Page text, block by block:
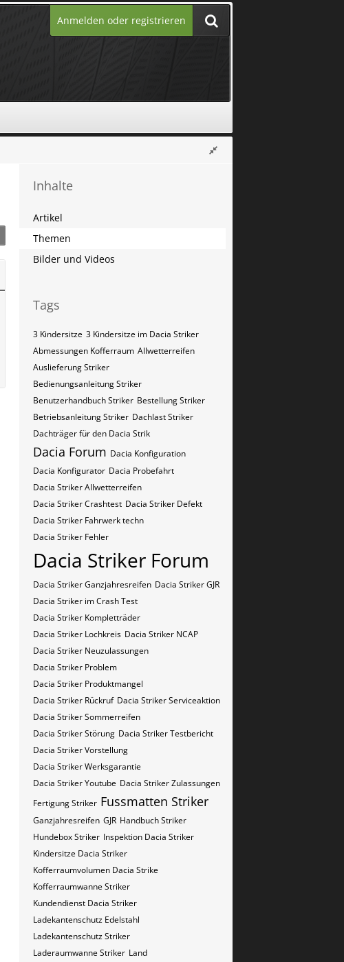
Anmelden oder registrieren
Inhalte
Artikel
Themen
Bilder und Videos
Tags
3 Kindersitze 3 Kindersitze im Dacia Striker
Abmessungen Kofferraum Allwetterreifen
Auslieferung Striker
Bedienungsanleitung Striker
Benutzerhandbuch Striker Bestellung Striker
Betriebsanleitung Striker Dachlast Striker
Dachträger für den Dacia Strik
Dacia Forum Dacia Konfiguration
Dacia Konfigurator Dacia Probefahrt
Dacia Striker Allwetterreifen
Dacia Striker Crashtest Dacia Striker Defekt
Dacia Striker Fahrwerk techn
Dacia Striker Fehler
Dacia Striker Forum
Dacia Striker Ganzjahresreifen Dacia Striker GJR
Dacia Striker im Crash Test
Dacia Striker Kompletträder
Dacia Striker Lochkreis Dacia Striker NCAP
Dacia Striker Neuzulassungen
Dacia Striker Problem
Dacia Striker Produktmangel
Dacia Striker Rückruf Dacia Striker Serviceaktion
Dacia Striker Sommerreifen
Dacia Striker Störung Dacia Striker Testbericht
Dacia Striker Vorstellung
Dacia Striker Werksgarantie
Dacia Striker Youtube Dacia Striker Zulassungen
Fertigung Striker Fussmatten Striker
Ganzjahresreifen GJR Handbuch Striker
Hundebox Striker Inspektion Dacia Striker
Kindersitze Dacia Striker
Kofferraumvolumen Dacia Strike
Kofferraumwanne Striker
Kundendienst Dacia Striker
Ladekantenschutz Edelstahl
Ladekantenschutz Striker
Laderaumwanne Striker Land